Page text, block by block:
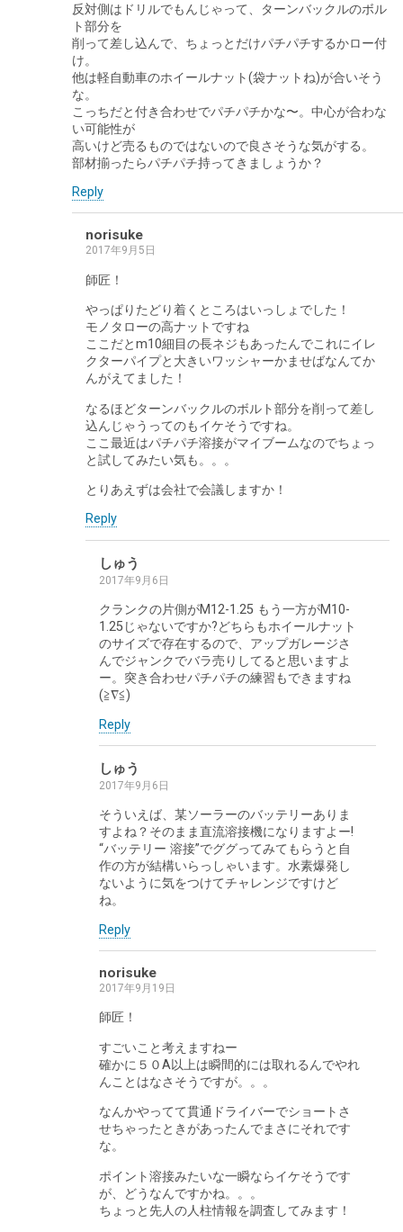
反対側はドリルでもんじゃって、ターンバックルのボル
ト部分を
削って差し込んで、ちょっとだけパチパチするかロー付
け。
他は軽自動車のホイールナット(袋ナットね)が合いそう
な。
こっちだと付き合わせでパチパチかな〜。中心が合わな
い可能性が
高いけど売るものではないので良さそうな気がする。
部材揃ったらパチパチ持ってきましょうか？
Reply
norisuke
2017年9月5日
師匠！
やっぱりたどり着くところはいっしょでした！
モノタローの高ナットですね
ここだとm10細目の長ネジもあったんでこれにイレ
クターパイプと大きいワッシャーかませばなんてか
んがえてました！
なるほどターンバックルのボルト部分を削って差し
込んじゃうってのもイケそうですね。
ここ最近はパチパチ溶接がマイブームなのでちょっ
と試してみたい気も。。。
とりあえずは会社で会議しますか！
Reply
しゅう
2017年9月6日
クランクの片側がM12-1.25 もう一方がM10-
1.25じゃないですか?どちらもホイールナット
のサイズで存在するので、アップガレージさ
んでジャンクでバラ売りしてると思いますよ
ー。突き合わせパチパチの練習もできますね
(≧∇≦)
Reply
しゅう
2017年9月6日
そういえば、某ソーラーのバッテリーありま
すよね？そのまま直流溶接機になりますよー!
“バッテリー 溶接”でググってみてもらうと自
作の方が結構いらっしゃいます。水素爆発し
ないように気をつけてチャレンジですけど
ね。
Reply
norisuke
2017年9月19日
師匠！
すごいこと考えますねー
確かに５０A以上は瞬間的には取れるんでやれ
んことはなさそうですが。。。
なんかやってて貫通ドライバーでショートさ
せちゃったときがあったんでまさにそれです
な。
ポイント溶接みたいな一瞬ならイケそうです
が、どうなんですかね。。。
ちょっと先人の人柱情報を調査してみます！